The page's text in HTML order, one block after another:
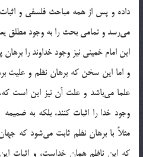
داده و پس از همه مباحث فلسفي و
مي‌رسد و تمامي بحث را به وجود مطلق
اين امام خميني نيز وجود خداوند را برهان
و اما اين سخن كه برهان نظم و عليت
علما مي‌باشد و علت آن نيز اين است كه،
وجود خدا را اثبات كنند، بلكه به
مثلاً با برهان نظم ثابت مي‌شود كه
كه اين ناظم همان خداست، و اثبات